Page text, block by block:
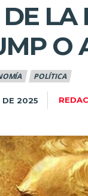
O
POLÍTICA
DE 2025